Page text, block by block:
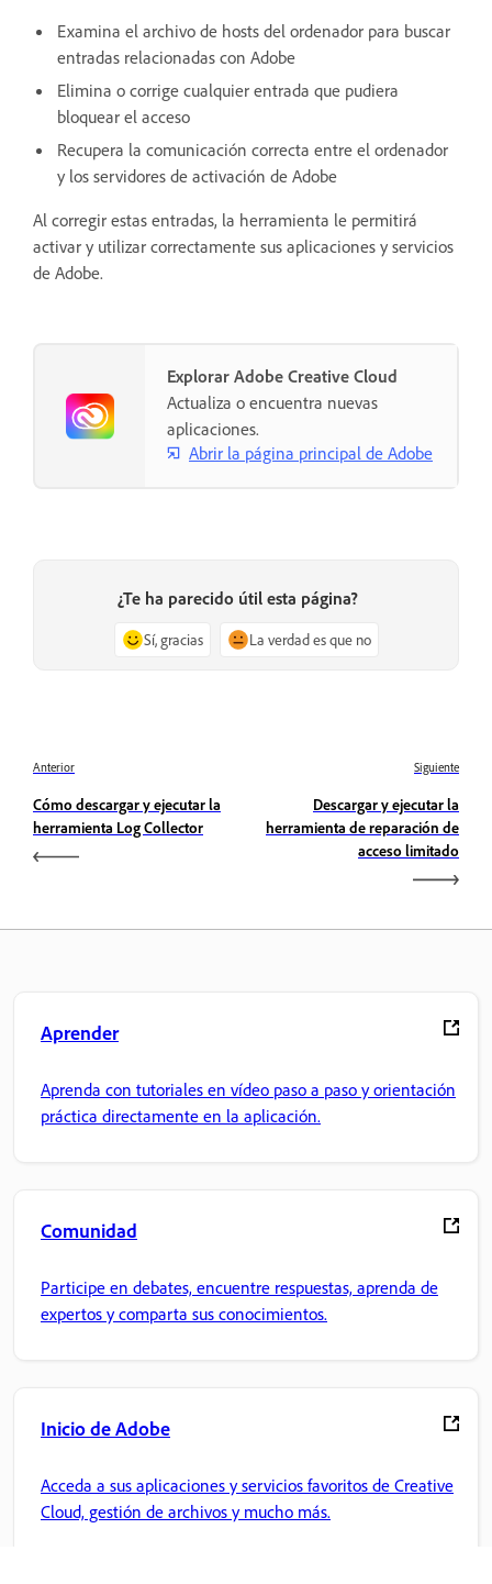
Examina el archivo de hosts del ordenador para buscar
entradas relacionadas con Adobe
Elimina o corrige cualquier entrada que pudiera
bloquear el acceso
Recupera la comunicación correcta entre el ordenador
y los servidores de activación de Adobe
Al corregir estas entradas, la herramienta le permitirá
activar y utilizar correctamente sus aplicaciones y servicios
de Adobe.
Explorar Adobe Creative Cloud
Actualiza o encuentra nuevas
aplicaciones.
Abrir la página principal de Adobe
¿Te ha parecido útil esta página?
Sí, gracias La verdad es que no
Anterior
Cómo descargar y ejecutar la
herramienta Log Collector
Siguiente
Descargar y ejecutar la
herramienta de reparación de
acceso limitado
Aprender
Aprenda con tutoriales en vídeo paso a paso y orientación
práctica directamente en la aplicación.
Comunidad
Participe en debates, encuentre respuestas, aprenda de
expertos y comparta sus conocimientos.
Inicio de Adobe
Acceda a sus aplicaciones y servicios favoritos de Creative
Cloud, gestión de archivos y mucho más.